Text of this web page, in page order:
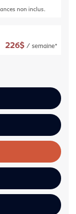
non inclus.
226$ / semaine*